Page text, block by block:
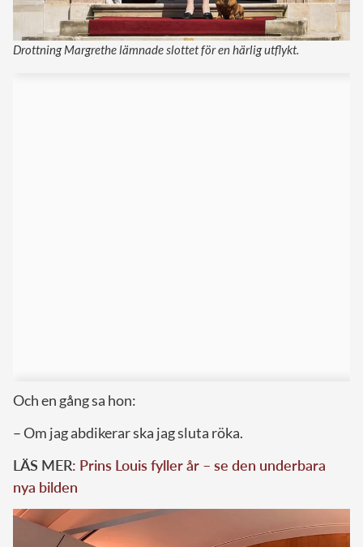
Drottning Margrethe lämnade slottet för en härlig utflykt.
Och en gång sa hon:
– Om jag abdikerar ska jag sluta röka.
LÄS MER: Prins Louis fyller år – se den underbara
nya bilden